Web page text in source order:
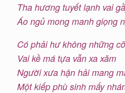
Tha hương tuyết lạnh vai
Áo ngủ mong manh giọng
Có phải hư không những
Vai kề má tựa vẫn xa xăm
Người xưa hận hải mang
Một kiếp phù sinh mấy